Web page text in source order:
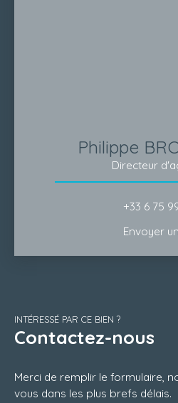
Philippe
Directeur
+33 6 75
Envoyer
INTÉRESSÉ PAR CE BIEN ?
Contactez-nous
Merci de remplir le formulaire,
vous dans les plus brefs délais.